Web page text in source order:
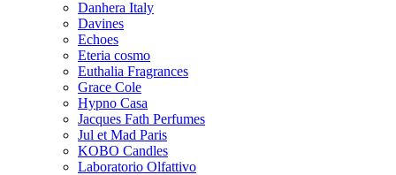
Danhera Italy
Davines
Echoes
Eteria cosmo
Euthalia Fragrances
Grace Cole
Hypno Casa
Jacques Fath Perfumes
Jul et Mad Paris
KOBO Candles
Laboratorio Olfattivo